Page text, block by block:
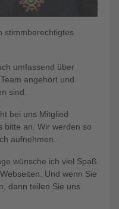
stimmberechtigtes
umfassend über
angehört und
sind.
bei uns Mitglied
bitte an. Wir werden so
aufnehmen.
wünsche ich viel Spaß
Und wenn Sie
dann teilen Sie uns